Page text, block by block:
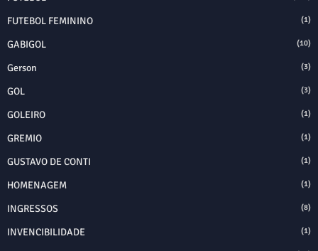
FUTEBOL FEMININO (1)
GABIGOL (10)
Gerson (3)
GOL (3)
GOLEIRO (1)
GREMIO (1)
GUSTAVO DE CONTI (1)
HOMENAGEM (1)
INGRESSOS (8)
INVENCIBILIDADE (1)